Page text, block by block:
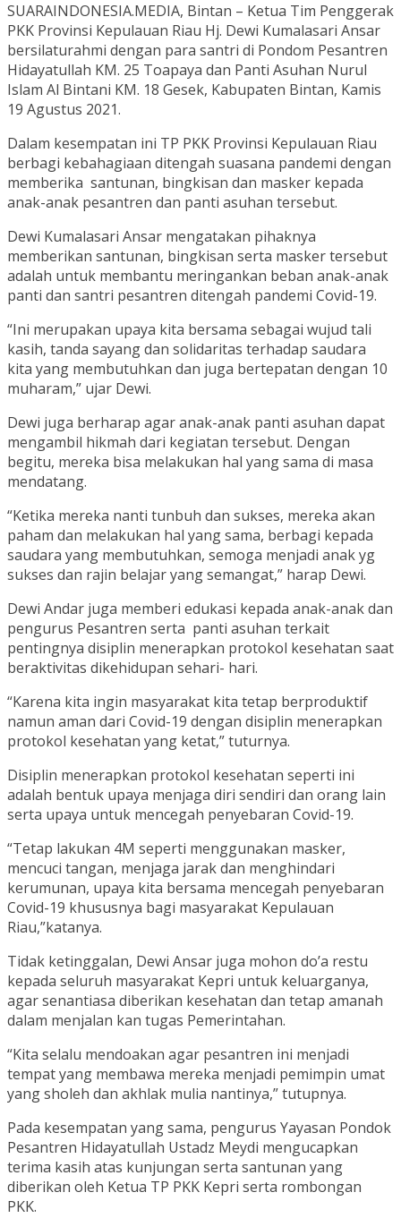
SUARAINDONESIA.MEDIA, Bintan – Ketua Tim Penggerak
PKK Provinsi Kepulauan Riau Hj. Dewi Kumalasari Ansar
bersilaturahmi dengan para santri di Pondom Pesantren
Hidayatullah KM. 25 Toapaya dan Panti Asuhan Nurul
Islam Al Bintani KM. 18 Gesek, Kabupaten Bintan, Kamis
19 Agustus 2021.
Dalam kesempatan ini TP PKK Provinsi Kepulauan Riau
berbagi kebahagiaan ditengah suasana pandemi dengan
memberika santunan, bingkisan dan masker kepada
anak-anak pesantren dan panti asuhan tersebut.
Dewi Kumalasari Ansar mengatakan pihaknya
memberikan santunan, bingkisan serta masker tersebut
adalah untuk membantu meringankan beban anak-anak
panti dan santri pesantren ditengah pandemi Covid-19.
“Ini merupakan upaya kita bersama sebagai wujud tali
kasih, tanda sayang dan solidaritas terhadap saudara
kita yang membutuhkan dan juga bertepatan dengan 10
muharam,” ujar Dewi.
Dewi juga berharap agar anak-anak panti asuhan dapat
mengambil hikmah dari kegiatan tersebut. Dengan
begitu, mereka bisa melakukan hal yang sama di masa
mendatang.
“Ketika mereka nanti tunbuh dan sukses, mereka akan
paham dan melakukan hal yang sama, berbagi kepada
saudara yang membutuhkan, semoga menjadi anak yg
sukses dan rajin belajar yang semangat,” harap Dewi.
Dewi Andar juga memberi edukasi kepada anak-anak dan
pengurus Pesantren serta panti asuhan terkait
pentingnya disiplin menerapkan protokol kesehatan saat
beraktivitas dikehidupan sehari- hari.
“Karena kita ingin masyarakat kita tetap berproduktif
namun aman dari Covid-19 dengan disiplin menerapkan
protokol kesehatan yang ketat,” tuturnya.
Disiplin menerapkan protokol kesehatan seperti ini
adalah bentuk upaya menjaga diri sendiri dan orang lain
serta upaya untuk mencegah penyebaran Covid-19.
“Tetap lakukan 4M seperti menggunakan masker,
mencuci tangan, menjaga jarak dan menghindari
kerumunan, upaya kita bersama mencegah penyebaran
Covid-19 khususnya bagi masyarakat Kepulauan
Riau,”katanya.
Tidak ketinggalan, Dewi Ansar juga mohon do’a restu
kepada seluruh masyarakat Kepri untuk keluarganya,
agar senantiasa diberikan kesehatan dan tetap amanah
dalam menjalan kan tugas Pemerintahan.
“Kita selalu mendoakan agar pesantren ini menjadi
tempat yang membawa mereka menjadi pemimpin umat
yang sholeh dan akhlak mulia nantinya,” tutupnya.
Pada kesempatan yang sama, pengurus Yayasan Pondok
Pesantren Hidayatullah Ustadz Meydi mengucapkan
terima kasih atas kunjungan serta santunan yang
diberikan oleh Ketua TP PKK Kepri serta rombongan
PKK.